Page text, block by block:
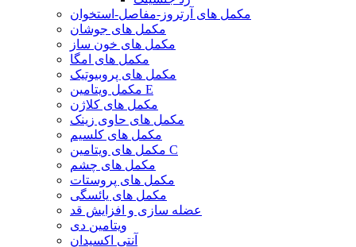
مکمل های آرتروز-مفاصل-استخوان
مکمل های جوشان
مکمل های خون ساز
مکمل های امگا
مکمل های پروبیوتیک
مکمل ویتامین E
مکمل های کلاژن
مکمل های حاوی زینک
مکمل های کلسیم
مکمل های ویتامین C
مکمل های چشم
مکمل های پروستات
مکمل های یائسگی
عضله سازی و افزایش قد
ویتامین دی
آنتی اکسیدان